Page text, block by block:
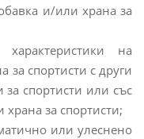
и/или храна за
на
за спортисти с други
спортисти или със
за спортисти;
или улеснено